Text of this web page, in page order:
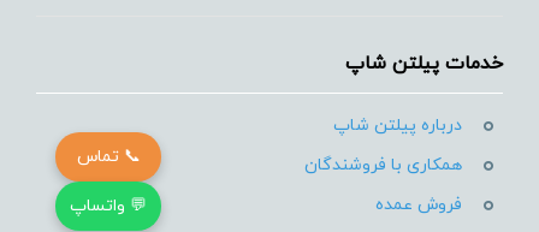
خدمات پیلتن شاپ
درباره پیلتن شاپ
همکاری با فروشندگان
فروش عمده
📞 تماس
💬 واتساپ